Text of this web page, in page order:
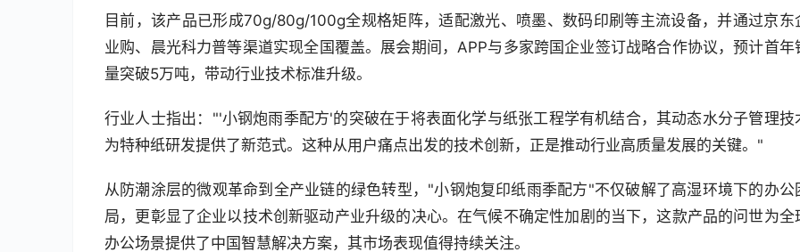
目前，该产品已形成70g/80g/100g全规格矩阵，适配激光、喷墨、数码印刷等主流设备，并通过京东
业购、晨光科力普等渠道实现全国覆盖。展会期间，APP与多家跨国企业签订战略合作协议，预计首年
量突破5万吨，带动行业技术标准升级。
行业人士指出："'小钢炮雨季配方'的突破在于将表面化学与纸张工程学有机结合，其动态水分子管理技
为特种纸研发提供了新范式。这种从用户痛点出发的技术创新，正是推动行业高质量发展的关键。"
从防潮涂层的微观革命到全产业链的绿色转型，"小钢炮复印纸雨季配方"不仅破解了高湿环境下的办公
局，更彰显了企业以技术创新驱动产业升级的决心。在气候不确定性加剧的当下，这款产品的问世为全
办公场景提供了中国智慧解决方案，其市场表现值得持续关注。